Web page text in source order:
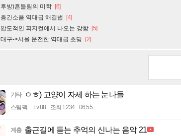
후방)흔들림의 미학 [6]
층간소음 역대급 해결법 [4]
압도적인 피지컬에서 나오는 강함 [5]
대구->서울 운전한 역대급 초딩 [2]
기타 ㅇㅎ) 고양이 자세 하는 눈나들
스팀팩 Lv.88 조회 1234 06:55
계층 출근길에 듣는 추억의 신나는 음악 21